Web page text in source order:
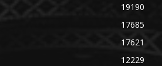
19190
17685
17621
12229